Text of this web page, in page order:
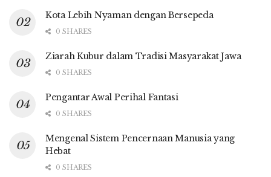
Kota Lebih Nyaman dengan Bersepeda
0 SHARES
Ziarah Kubur dalam Tradisi Masyarakat Jawa
0 SHARES
Pengantar Awal Perihal Fantasi
0 SHARES
Mengenal Sistem Pencernaan Manusia yang
Hebat
0 SHARES